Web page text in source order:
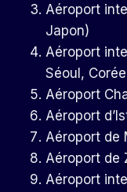
Aéroport
Japon)
Aéroport
Séoul,
Aéroport
Aéroport
Aéroport de
Aéroport de
Aéroport